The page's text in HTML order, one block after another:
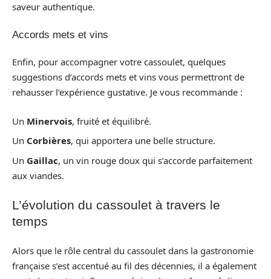
saveur authentique.
Accords mets et vins
Enfin, pour accompagner votre cassoulet, quelques
suggestions d’accords mets et vins vous permettront de
rehausser l’expérience gustative. Je vous recommande :
Un Minervois, fruité et équilibré.
Un Corbières, qui apportera une belle structure.
Un Gaillac, un vin rouge doux qui s’accorde parfaitement
aux viandes.
L’évolution du cassoulet à travers le
temps
Alors que le rôle central du cassoulet dans la gastronomie
française s’est accentué au fil des décennies, il a également